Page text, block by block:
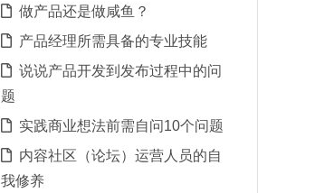
做产品还是做咸鱼？
产品经理所需具备的专业技能
说说产品开发到发布过程中的问
题
实践商业想法前需自问10个问题
内容社区（论坛）运营人员的自
我修养